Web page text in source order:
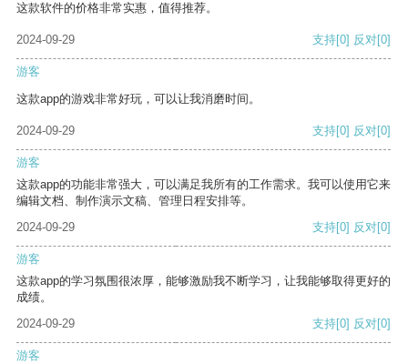
这款软件的价格非常实惠，值得推荐。
2024-09-29 支持[0] 反对[0]
游客
这款app的游戏非常好玩，可以让我消磨时间。
2024-09-29 支持[0] 反对[0]
游客
这款app的功能非常强大，可以满足我所有的工作需求。我可以使用它来
编辑文档、制作演示文稿、管理日程安排等。
2024-09-29
支持[0] 反对[0]
游客
这款app的学习氛围很浓厚，能够激励我不断学习，让我能够取得更好的
成绩。
2024-09-29
支持[0] 反对[0]
游客